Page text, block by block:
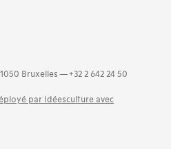
Bruxelles — +32 2 642 24 50
par Idéesculture avec